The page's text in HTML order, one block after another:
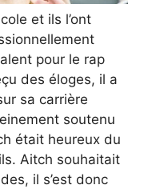
et ils l’ont
pour le rap
des éloges, il a
sa carrière
soutenu
était heureux du
Aitch souhaitait
il s’est donc